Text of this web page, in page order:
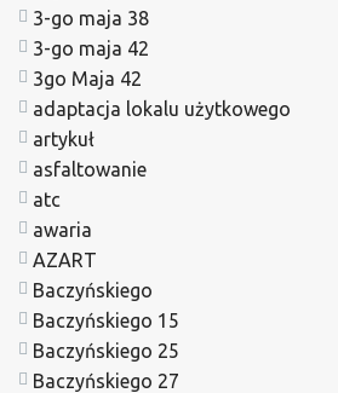
3-go maja 38
3-go maja 42
3go Maja 42
adaptacja lokalu użytkowego
artykuł
asfaltowanie
atc
awaria
AZART
Baczyńskiego
Baczyńskiego 15
Baczyńskiego 25
Baczyńskiego 27